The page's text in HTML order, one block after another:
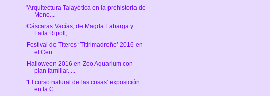
'Arquitectura Talayótica en la prehistoria de
Meno...
Cáscaras Vacías, de Magda Labarga y
Laila Ripoll, ...
Festival de Títeres ‘Titirimadroño’ 2016 en
el Cen...
Halloween 2016 en Zoo Aquarium con
plan familiar. ...
'El curso natural de las cosas' exposición
en la C...